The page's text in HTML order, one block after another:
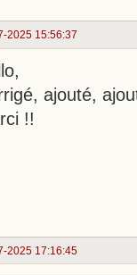
2025 15:56:37
ajouté,
!!
2025 17:16:45